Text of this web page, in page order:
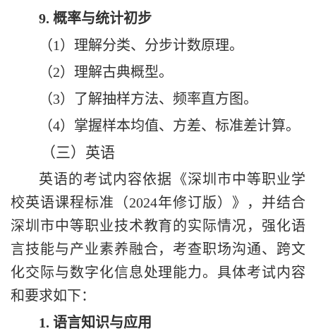
9. 概率与统计初步
（1） 理解分类、分步计数原理。
（2） 理解古典概型。
（3） 了解抽样方法、频率直方图。
（4） 掌握样本均值、方差、标准差计算。
（三） 英语
英语的考试内容依据 《深圳市中等职业学
校英语课程标准（2024年修订版）》 ， 并结合
深圳市中等职业技术教育的实际情况， 强化语
言技能与产业素养融合， 考查职场沟通、跨文
化交际与数字化信息处理能力。 具体考试内容
和要求如下：
1. 语言知识与应用